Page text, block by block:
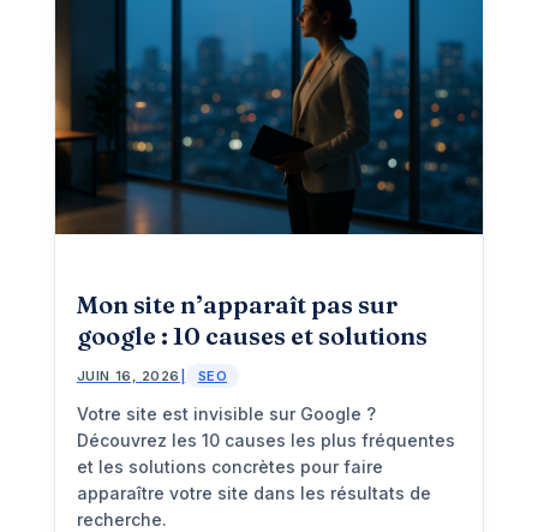
Mon site n’apparaît pas sur
google : 10 causes et solutions
JUIN 16, 2026 SEO
Votre site est invisible sur Google ?
Découvrez les 10 causes les plus fréquentes
et les solutions concrètes pour faire
apparaître votre site dans les résultats de
recherche.